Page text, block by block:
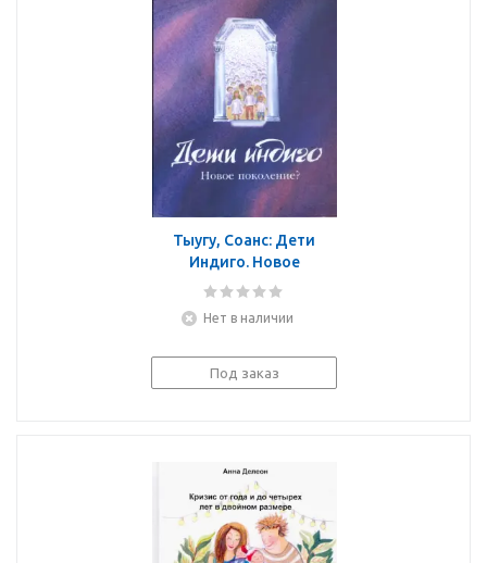
Тыугу, Соанс: Дети
Индиго. Новое
поколение?
Нет в наличии
Под заказ